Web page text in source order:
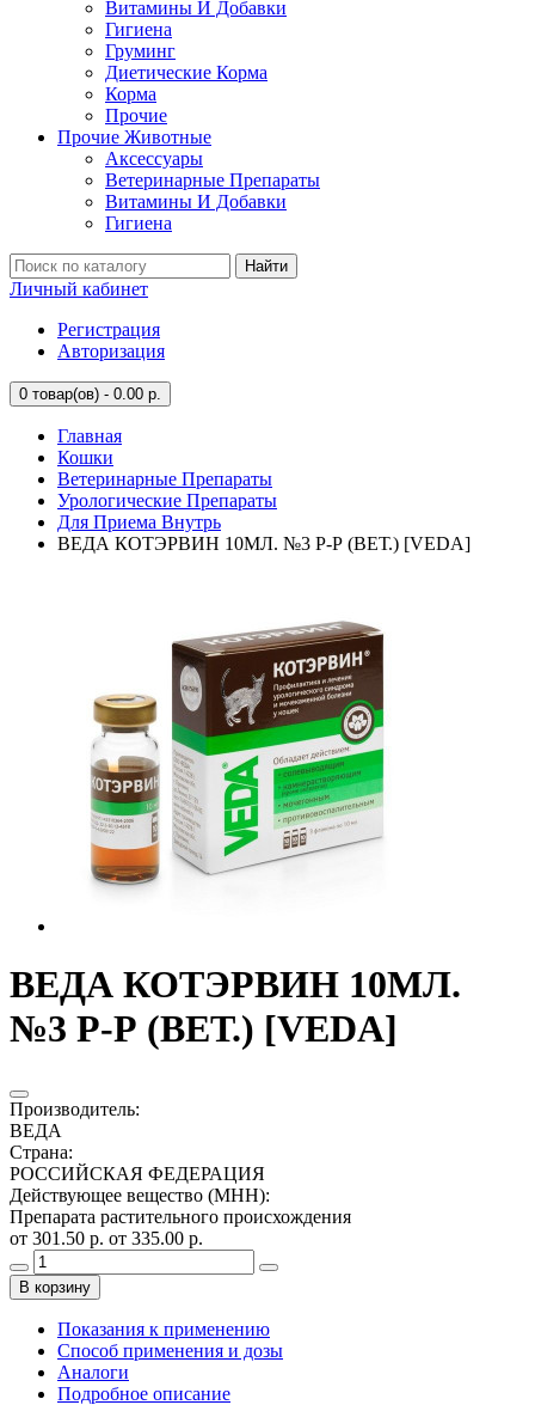
Витамины И Добавки
Гигиена
Груминг
Диетические Корма
Корма
Прочие
Прочие Животные
Аксессуары
Ветеринарные Препараты
Витамины И Добавки
Гигиена
Найти
Личный кабинет
Регистрация
Авторизация
0 товар(ов) - 0.00 р.
Главная
Кошки
Ветеринарные Препараты
Урологические Препараты
Для Приема Внутрь
ВЕДА КОТЭРВИН 10МЛ. №3 Р-Р (ВЕТ.) [VEDA]
ВЕДА КОТЭРВИН 10МЛ.
№3 Р-Р (ВЕТ.) [VEDA]
Производитель:
ВЕДА
Страна:
РОССИЙСКАЯ ФЕДЕРАЦИЯ
Действующее вещество (МНН):
Препарата растительного происхождения
от 301.50 р. от 335.00 р.
В корзину
Показания к применению
Способ применения и дозы
Аналоги
Подробное описание